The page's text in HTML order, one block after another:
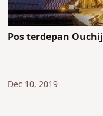
Pos terdepan
Dec 10, 2019